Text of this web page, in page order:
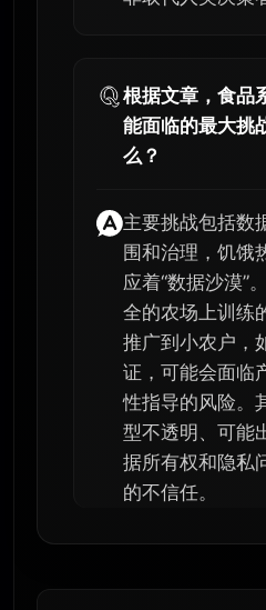
根据文章，食品
能面临的最大挑
么？
主要挑战包括数
围和治理，饥饿
应着“数据沙漠”
全的农场上训练
推广到小农户，
证，可能会面临
性指导的风险。
型不透明、可能
据所有权和隐私
的不信任。